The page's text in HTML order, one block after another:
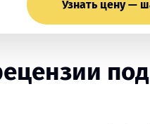
Узнать цену —
под